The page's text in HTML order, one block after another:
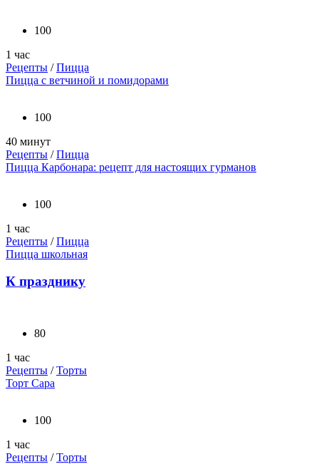
100
1 час
Рецепты /Пицца
Пицца с ветчиной и помидорами
100
40 минут
Рецепты /Пицца
Пицца Карбонара: рецепт для настоящих гурманов
100
1 час
Рецепты /Пицца
Пицца школьная
К празднику
80
1 час
Рецепты /Торты
Торт Сара
100
1 час
Рецепты /Торты